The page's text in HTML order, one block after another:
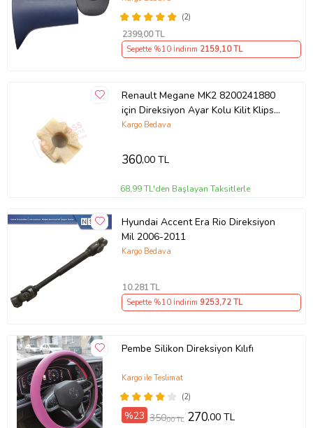
(2)
2399,00 TL
Sepette %10 İndirim 2159,10 TL
Renault Megane MK2 8200241880
için Direksiyon Ayar Kolu Kilit Klips
Plastiği
Kargo Bedava
360,00 TL
68,99 TL'den Başlayan Taksitlerle
Hyundai Accent Era Rio Direksiyon
Mil 2006-2011
Kargo Bedava
10.281TL
Sepette %10 İndirim 9253,72 TL
Pembe Silikon Direksiyon Kılıfı
(2)
Kargo ile Teslimat
%23 350,00 TL 270,00 TL